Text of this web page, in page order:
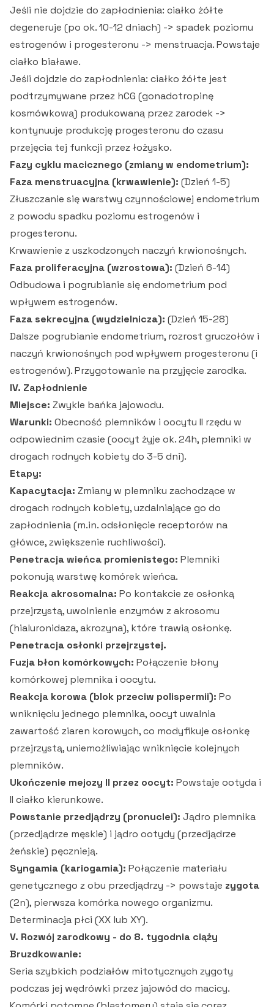
Jeśli nie dojdzie do zapłodnienia: ciałko żółte
degeneruje (po ok. 10-12 dniach) -> spadek poziomu
estrogenów i progesteronu -> menstruacja. Powstaje
ciałko białawe.
Jeśli dojdzie do zapłodnienia: ciałko żółte jest
podtrzymywane przez hCG (gonadotropinę
kosmówkową) produkowaną przez zarodek ->
kontynuuje produkcję progesteronu do czasu
przejęcia tej funkcji przez łożysko.
Fazy cyklu macicznego (zmiany w endometrium):
Faza menstruacyjna (krwawienie): (Dzień 1-5)
Złuszczanie się warstwy czynnościowej endometrium
z powodu spadku poziomu estrogenów i
progesteronu.
Krwawienie z uszkodzonych naczyń krwionośnych.
Faza proliferacyjna (wzrostowa): (Dzień 6-14)
Odbudowa i pogrubianie się endometrium pod
wpływem estrogenów.
Faza sekrecyjna (wydzielnicza): (Dzień 15-28)
Dalsze pogrubianie endometrium, rozrost gruczołów i
naczyń krwionośnych pod wpływem progesteronu (i
estrogenów). Przygotowanie na przyjęcie zarodka.
IV. Zapłodnienie
Miejsce: Zwykle bańka jajowodu.
Warunki: Obecność plemników i oocytu II rzędu w
odpowiednim czasie (oocyt żyje ok. 24h, plemniki w
drogach rodnych kobiety do 3-5 dni).
Etapy:
Kapacytacja: Zmiany w plemniku zachodzące w
drogach rodnych kobiety, uzdalniające go do
zapłodnienia (m.in. odsłonięcie receptorów na
główce, zwiększenie ruchliwości).
Penetracja wieńca promienistego: Plemniki
pokonują warstwę komórek wieńca.
Reakcja akrosomalna: Po kontakcie ze osłonką
przejrzystą, uwolnienie enzymów z akrosomu
(hialuronidaza, akrozyna), które trawią osłonkę.
Penetracja osłonki przejrzystej.
Fuzja błon komórkowych: Połączenie błony
komórkowej plemnika i oocytu.
Reakcja korowa (blok przeciw polispermii): Po
wniknięciu jednego plemnika, oocyt uwalnia
zawartość ziaren korowych, co modyfikuje osłonkę
przejrzystą, uniemożliwiając wniknięcie kolejnych
plemników.
Ukończenie mejozy II przez oocyt: Powstaje ootyda i
II ciałko kierunkowe.
Powstanie przedjądrzy (pronuclei): Jądro plemnika
(przedjądrze męskie) i jądro ootydy (przedjądrze
żeńskie) pęcznieją.
Syngamia (kariogamia): Połączenie materiału
genetycznego z obu przedjądrzy -> powstaje zygota
(2n), pierwsza komórka nowego organizmu.
Determinacja płci (XX lub XY).
V. Rozwój zarodkowy - do 8. tygodnia ciąży
Bruzdkowanie:
Seria szybkich podziałów mitotycznych zygoty
podczas jej wędrówki przez jajowód do macicy.